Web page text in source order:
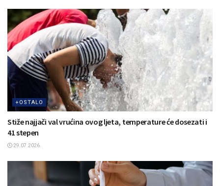
+OSTALO
Stiže najjači val vrućina ovog ljeta, temperature će dosezati i
41 stepen
29.07.2026.